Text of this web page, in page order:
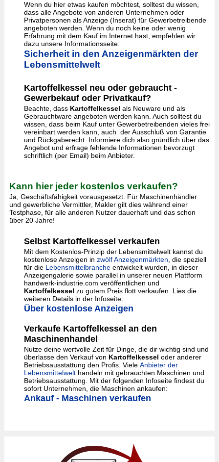
Wenn du hier etwas kaufen möchtest, solltest du wissen,
dass alle Angebote von anderen Unternehmen oder
Privatpersonen als Anzeige (Inserat) für Gewerbetreibende
angeboten werden. Wenn du noch keine oder wenig
Erfahrung mit dem Kauf im Internet hast, empfehlen wir
dazu unsere Informationsseite:
Sicherheit in den Anzeigenmärkten der
Lebensmittelwelt
Kartoffelkessel neu oder gebraucht -
Gewerbekauf oder Privatkauf?
Beachte, dass Kartoffelkessel als Neuware und als
Gebrauchtware angeboten werden kann. Auch solltest du
wissen, dass beim Kauf unter Gewerbetreibenden vieles frei
vereinbart werden kann, auch der Ausschluß von Garantie
und Rückgaberecht. Informiere dich also gründlich über das
Angebot und erfrage fehlende Informationen bevorzugt
schriftlich (per Email) beim Anbieter.
Kann hier jeder kostenlos verkaufen?
Ja, Geschäftsfähigkeit vorausgesetzt. Für Maschinenhändler
und gewerbliche Vermittler, Makler gilt dies während einer
Testphase, für alle anderen Nutzer dauerhaft und das schon
über 20 Jahre!
Selbst Kartoffelkessel verkaufen
Mit dem Kostenlos-Prinzip der Lebensmittelwelt kannst du
kostenlose Anzeigen in zwölf Anzeigenmärkten , die speziell
für die Lebensmittelbrancheentwickelt wurden, in dieser
Anzeigengalerie sowie parallel in unserer neuen Plattform
handwerk-industrie.com veröffentlichen und
Kartoffelkessel zu gutem Preis flott verkaufen. Lies die
weiteren Details in der Infoseite:
Über kostenlose Anzeigen
Verkaufe Kartoffelkessel an den
Maschinenhandel
Nutze deine wertvolle Zeit für Dinge, die dir wichtig sind und
überlasse den Verkauf von Kartoffelkessel oder anderer
Betriebsausstattung den Profis. Viele Anbieter der
Lebensmittelwelthandeln mit gebrauchten Maschinen und
Betriebsausstattung. Mit der folgenden Infoseite findest du
sofort Unternehmen, die Maschinen ankaufen:
Ankauf - Maschinen verkaufen